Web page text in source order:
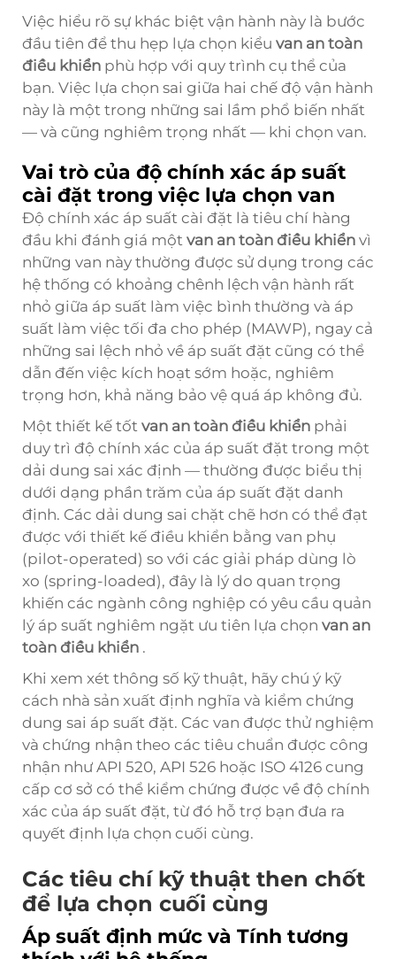
Việc hiểu rõ sự khác biệt vận hành này là bước
đầu tiên để thu hẹp lựa chọn kiểu van an toàn
điều khiển phù hợp với quy trình cụ thể của
bạn. Việc lựa chọn sai giữa hai chế độ vận hành
này là một trong những sai lầm phổ biến nhất
— và cũng nghiêm trọng nhất — khi chọn van.
Vai trò của độ chính xác áp suất
cài đặt trong việc lựa chọn van
Độ chính xác áp suất cài đặt là tiêu chí hàng
đầu khi đánh giá một van an toàn điều khiển vì
những van này thường được sử dụng trong các
hệ thống có khoảng chênh lệch vận hành rất
nhỏ giữa áp suất làm việc bình thường và áp
suất làm việc tối đa cho phép (MAWP), ngay cả
những sai lệch nhỏ về áp suất đặt cũng có thể
dẫn đến việc kích hoạt sớm hoặc, nghiêm
trọng hơn, khả năng bảo vệ quá áp không đủ.
Một thiết kế tốt van an toàn điều khiển phải
duy trì độ chính xác của áp suất đặt trong một
dải dung sai xác định — thường được biểu thị
dưới dạng phần trăm của áp suất đặt danh
định. Các dải dung sai chặt chẽ hơn có thể đạt
được với thiết kế điều khiển bằng van phụ
(pilot-operated) so với các giải pháp dùng lò
xo (spring-loaded), đây là lý do quan trọng
khiến các ngành công nghiệp có yêu cầu quản
lý áp suất nghiêm ngặt ưu tiên lựa chọn van an
toàn điều khiển .
Khi xem xét thông số kỹ thuật, hãy chú ý kỹ
cách nhà sản xuất định nghĩa và kiểm chứng
dung sai áp suất đặt. Các van được thử nghiệm
và chứng nhận theo các tiêu chuẩn được công
nhận như API 520, API 526 hoặc ISO 4126 cung
cấp cơ sở có thể kiểm chứng được về độ chính
xác của áp suất đặt, từ đó hỗ trợ bạn đưa ra
quyết định lựa chọn cuối cùng.
Các tiêu chí kỹ thuật then chốt
để lựa chọn cuối cùng
Áp suất định mức và Tính tương